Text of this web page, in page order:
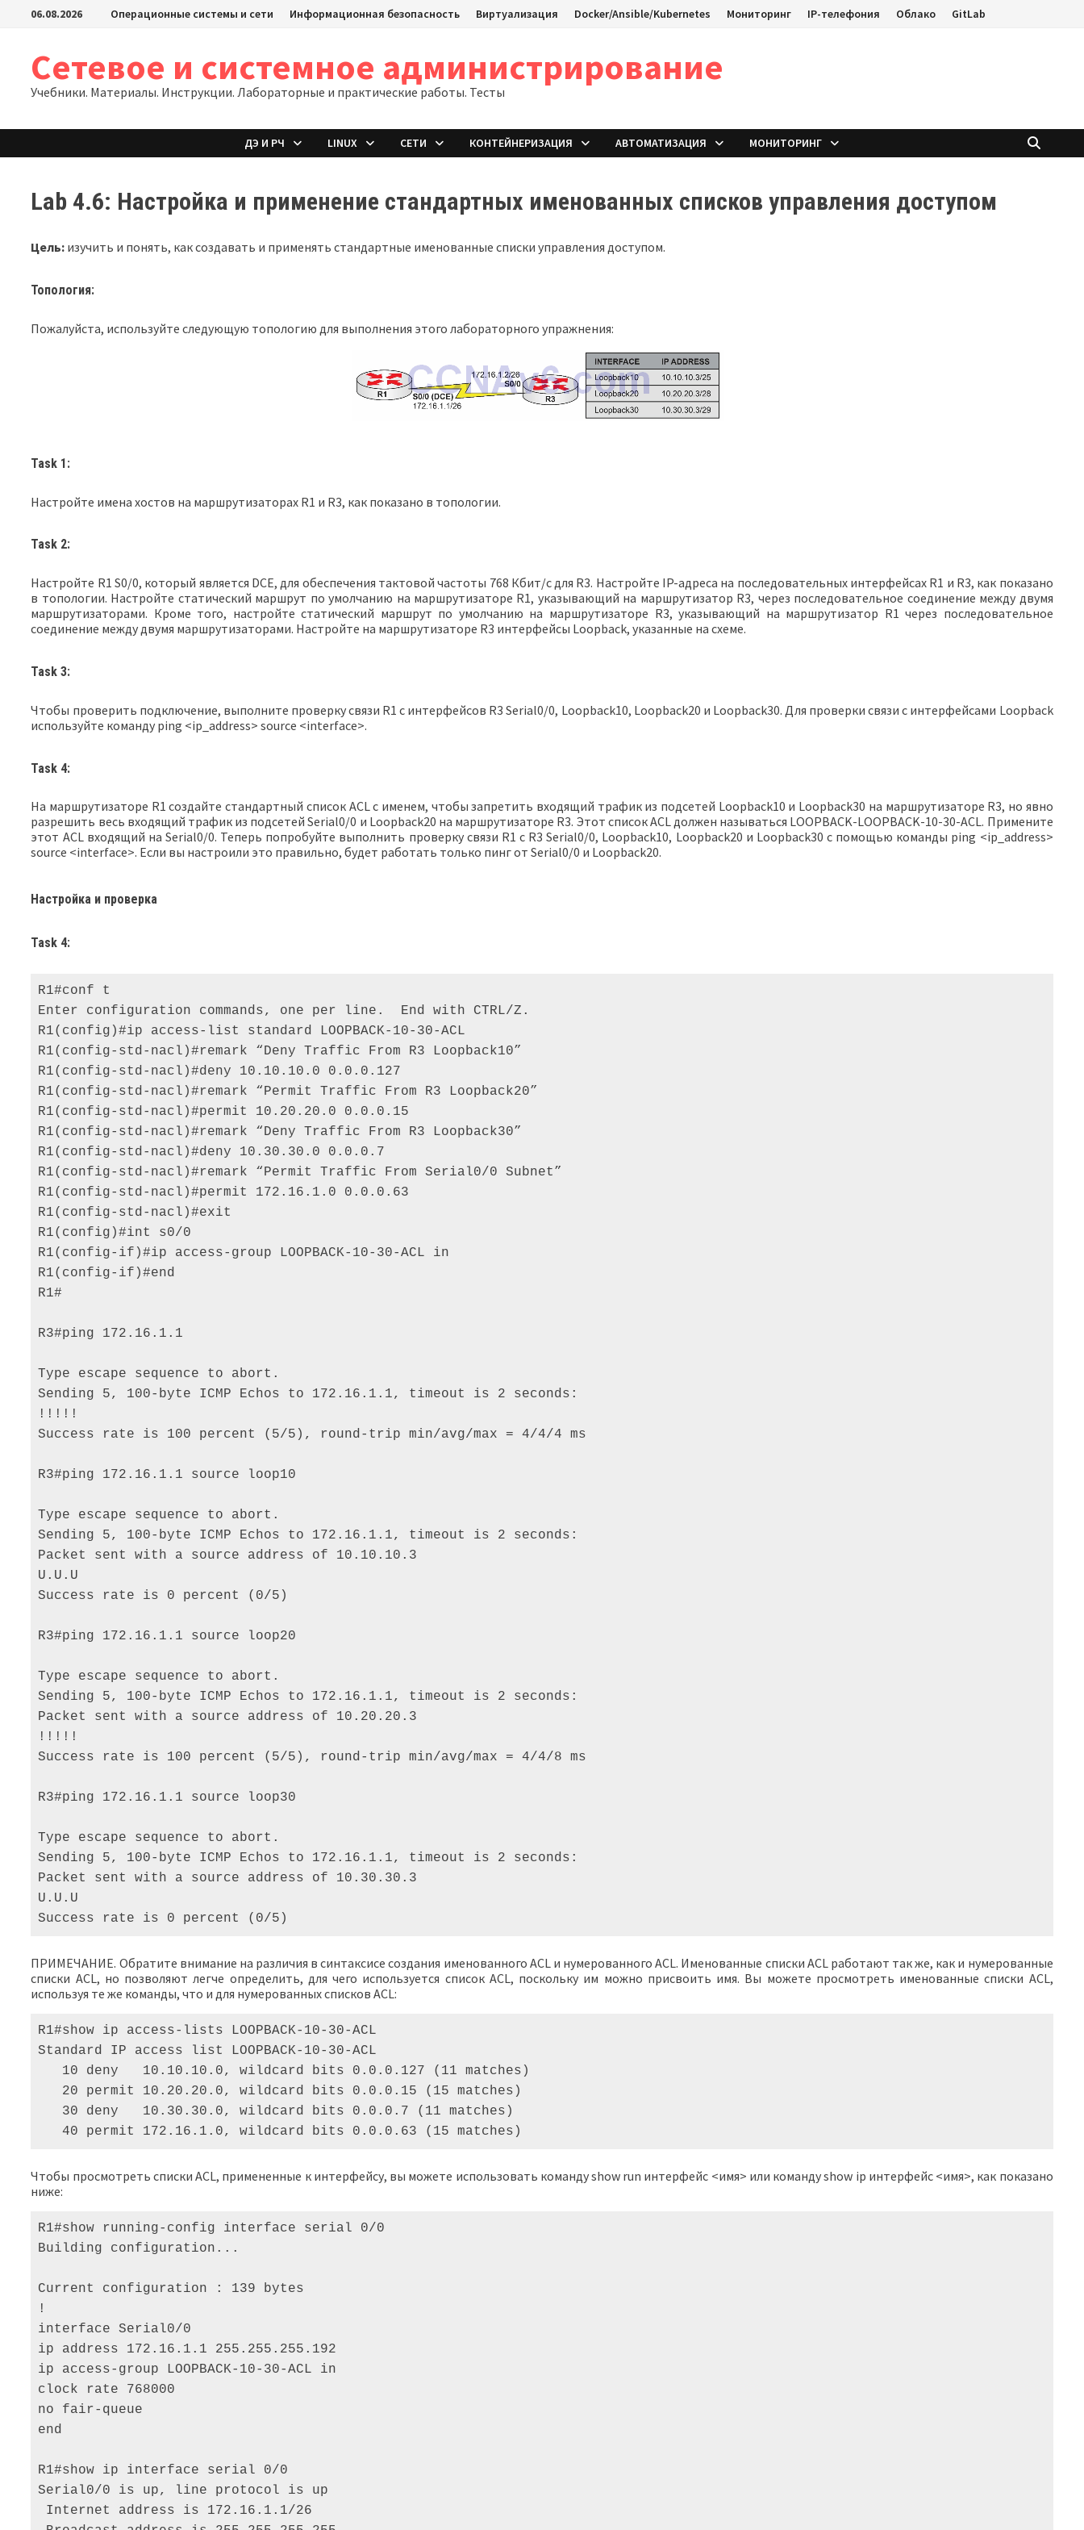
Перейти06.08.2026 Операционные системы и сети Информационная безопасность Виртуализация Docker/Ansible/Kubernetes Мониторинг IP-телефония Облако GitLab
Сетевое и системное администрирование
Учебники. Материалы. Инструкции. Лабораторные и практические работы. Тесты
ДЭ И РЧ LINUX СЕТИ КОНТЕЙНЕРИЗАЦИЯ АВТОМАТИЗАЦИЯ МОНИТОРИНГ
Lab 4.6: Настройка и применение стандартных именованных списков управления доступом
Цель: изучить и понять, как создавать и применять стандартные именованные списки управления доступом.
Топология:
Пожалуйста, используйте следующую топологию для выполнения этого лабораторного упражнения:
Task 1:
Настройте имена хостов на маршрутизаторах R1 и R3, как показано в топологии.
Task 2:
Настройте R1 S0/0, который является DCE, для обеспечения тактовой частоты 768 Кбит/с для R3. Настройте IP-адреса на последовательных интерфейсах R1 и R3, как показано
в топологии. Настройте статический маршрут по умолчанию на маршрутизаторе R1, указывающий на маршрутизатор R3, через последовательное соединение между двумя
маршрутизаторами. Кроме того, настройте статический маршрут по умолчанию на маршрутизаторе R3, указывающий на маршрутизатор R1 через последовательное
соединение между двумя маршрутизаторами. Настройте на маршрутизаторе R3 интерфейсы Loopback, указанные на схеме.
Task 3:
Чтобы проверить подключение, выполните проверку связи R1 с интерфейсов R3 Serial0/0, Loopback10, Loopback20 и Loopback30. Для проверки связи с интерфейсами Loopback
используйте команду ping <ip_address> source <interface>.
Task 4:
На маршрутизаторе R1 создайте стандартный список ACL с именем, чтобы запретить входящий трафик из подсетей Loopback10 и Loopback30 на маршрутизаторе R3, но явно
разрешить весь входящий трафик из подсетей Serial0/0 и Loopback20 на маршрутизаторе R3. Этот список ACL должен называться LOOPBACK-LOOPBACK-10-30-ACL. Примените
этот ACL входящий на Serial0/0. Теперь попробуйте выполнить проверку связи R1 с R3 Serial0/0, Loopback10, Loopback20 и Loopback30 с помощью команды ping <ip_address>
source <interface>. Если вы настроили это правильно, будет работать только пинг от Serial0/0 и Loopback20.
Настройка и проверка
Task 4:
R1#conf t
Enter configuration commands, one per line.  End with CTRL/Z.
R1(config)#ip access-list standard LOOPBACK-10-30-ACL
R1(config-std-nacl)#remark “Deny Traffic From R3 Loopback10”
R1(config-std-nacl)#deny 10.10.10.0 0.0.0.127
R1(config-std-nacl)#remark “Permit Traffic From R3 Loopback20”
R1(config-std-nacl)#permit 10.20.20.0 0.0.0.15
R1(config-std-nacl)#remark “Deny Traffic From R3 Loopback30”
R1(config-std-nacl)#deny 10.30.30.0 0.0.0.7
R1(config-std-nacl)#remark “Permit Traffic From Serial0/0 Subnet”
R1(config-std-nacl)#permit 172.16.1.0 0.0.0.63
R1(config-std-nacl)#exit
R1(config)#int s0/0
R1(config-if)#ip access-group LOOPBACK-10-30-ACL in
R1(config-if)#end
R1#
R3#ping 172.16.1.1
Type escape sequence to abort.
Sending 5, 100-byte ICMP Echos to 172.16.1.1, timeout is 2 seconds:
!!!!!
Success rate is 100 percent (5/5), round-trip min/avg/max = 4/4/4 ms
R3#ping 172.16.1.1 source loop10
Type escape sequence to abort.
Sending 5, 100-byte ICMP Echos to 172.16.1.1, timeout is 2 seconds:
Packet sent with a source address of 10.10.10.3
U.U.U
Success rate is 0 percent (0/5)
R3#ping 172.16.1.1 source loop20
Type escape sequence to abort.
Sending 5, 100-byte ICMP Echos to 172.16.1.1, timeout is 2 seconds:
Packet sent with a source address of 10.20.20.3
!!!!!
Success rate is 100 percent (5/5), round-trip min/avg/max = 4/4/8 ms
R3#ping 172.16.1.1 source loop30
Type escape sequence to abort.
Sending 5, 100-byte ICMP Echos to 172.16.1.1, timeout is 2 seconds:
Packet sent with a source address of 10.30.30.3
U.U.U
Success rate is 0 percent (0/5)
ПРИМЕЧАНИЕ. Обратите внимание на различия в синтаксисе создания именованного ACL и нумерованного ACL. Именованные списки ACL работают так же, как и нумерованные
списки ACL, но позволяют легче определить, для чего используется список ACL, поскольку им можно присвоить имя. Вы можете просмотреть именованные списки ACL,
используя те же команды, что и для нумерованных списков ACL:
R1#show ip access-lists LOOPBACK-10-30-ACL
Standard IP access list LOOPBACK-10-30-ACL
   10 deny   10.10.10.0, wildcard bits 0.0.0.127 (11 matches)
   20 permit 10.20.20.0, wildcard bits 0.0.0.15 (15 matches)
   30 deny   10.30.30.0, wildcard bits 0.0.0.7 (11 matches)
   40 permit 172.16.1.0, wildcard bits 0.0.0.63 (15 matches)
Чтобы просмотреть списки ACL, примененные к интерфейсу, вы можете использовать команду show run интерфейс <имя> или команду show ip интерфейс <имя>, как показано
ниже:
R1#show running-config interface serial 0/0
Building configuration...
Current configuration : 139 bytes
!
interface Serial0/0
ip address 172.16.1.1 255.255.255.192
ip access-group LOOPBACK-10-30-ACL in
clock rate 768000
no fair-queue
end
R1#show ip interface serial 0/0
Serial0/0 is up, line protocol is up
Internet address is 172.16.1.1/26